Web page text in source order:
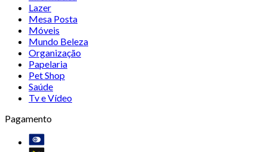
Lazer
Mesa Posta
Móveis
Mundo Beleza
Organização
Papelaria
Pet Shop
Saúde
Tv e Vídeo
Pagamento